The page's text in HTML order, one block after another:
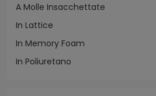
A Molle Insacchettate
In Lattice
In Memory Foam
In Poliuretano